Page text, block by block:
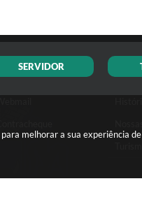
melhorar a sua experiência
SERVIDOR